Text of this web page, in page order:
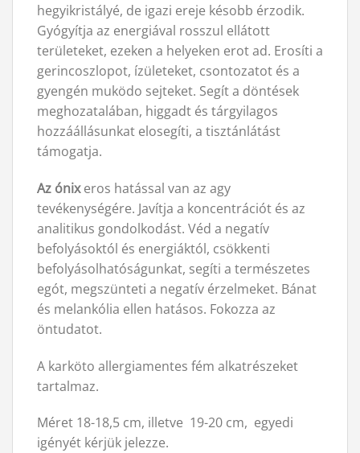
hegyikristályé, de igazi ereje késobb érzodik.
Gyógyítja az energiával rosszul ellátott
területeket, ezeken a helyeken erot ad. Erosíti a
gerincoszlopot, ízületeket, csontozatot és a
gyengén muködo sejteket. Segít a döntések
meghozatalában, higgadt és tárgyilagos
hozzáállásunkat elosegíti, a tisztánlátást
támogatja.
Az ónixeros hatással van az agy
tevékenységére. Javítja a koncentrációt és az
analitikus gondolkodást. Véd a negatív
befolyásoktól és energiáktól, csökkenti
befolyásolhatóságunkat, segíti a természetes
egót, megszünteti a negatív érzelmeket. Bánat
és melankólia ellen hatásos. Fokozza az
öntudatot.
A karköto allergiamentes fém alkatrészeket
tartalmaz.
Méret 18-18,5 cm, illetve 19-20 cm, egyedi
igényét kérjük jelezze.